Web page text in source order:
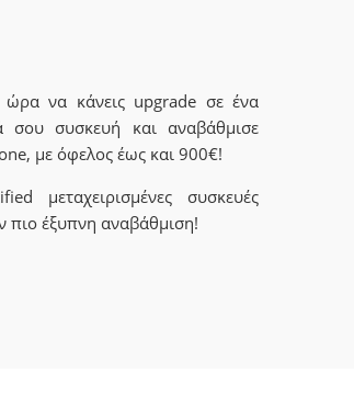
να κάνεις upgrade σε ένα
σου συσκευή και αναβάθμισε
με όφελος έως και 900€!
μεταχειρισμένες συσκευές
πιο έξυπνη αναβάθμιση!